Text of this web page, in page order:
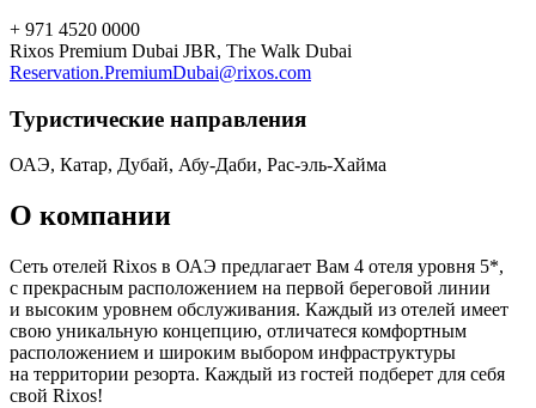
+ 971 4520 0000
Rixos Premium Dubai JBR, The Walk Dubai
Reservation.PremiumDubai@rixos.com
Туристическиe направления
ОАЭ, Катар, Дубай, Абу-Даби, Рас-эль-Хайма
О компании
Сеть отелей Rixos в ОАЭ предлагает Вам 4 отеля уровня 5*,
с прекрасным расположением на первой береговой линии
и высоким уровнем обслуживания. Каждый из отелей имеет
свою уникальную концепцию, отличатеся комфортным
расположением и широким выбором инфраструктуры
на территории резорта. Каждый из гостей подберет для себя
свой Rixos!